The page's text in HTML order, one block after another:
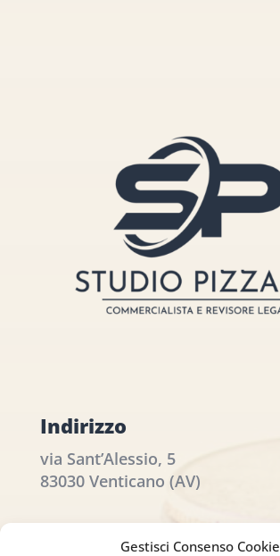
Gestisci Consenso Cookie
Indirizzo
via Sant’Alessio, 5
83030 Venticano (AV)